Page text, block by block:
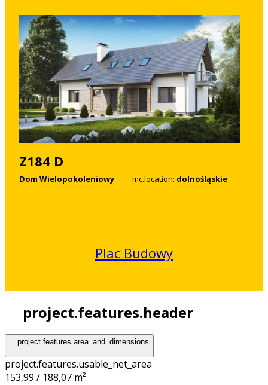
Z184 D
Dom Wielopokoleniowy mc.location: dolnośląskie
Plac Budowy
project.features.header
project.features.area_and_dimensions
project.features.usable_net_area
153,99 / 188,07 m²